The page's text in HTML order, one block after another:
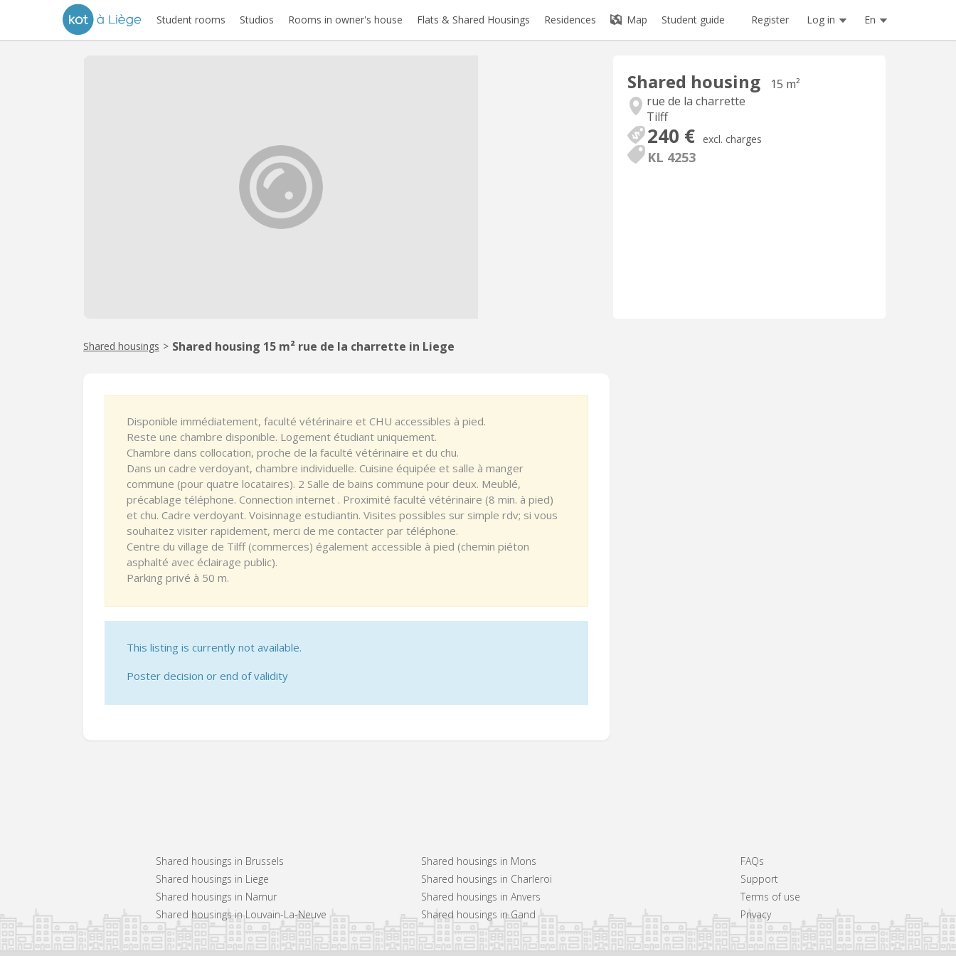
Student rooms Studios Rooms in owner's house Flats & Shared Housings Residences Map Student guide Register Log in En
Shared housing
15 m²
rue de la charrette
Tilff
240 € excl. charges
KL 4253
Shared housings > Shared housing 15 m² rue de la charrette in Liege
Disponible immédiatement, faculté vétérinaire et CHU accessibles à pied.
Reste une chambre disponible. Logement étudiant uniquement.
Chambre dans collocation, proche de la faculté vétérinaire et du chu.
Dans un cadre verdoyant, chambre individuelle. Cuisine équipée et salle à manger
commune (pour quatre locataires). 2 Salle de bains commune pour deux. Meublé,
précablage téléphone. Connection internet . Proximité faculté vétérinaire (8 min. à pied)
et chu. Cadre verdoyant. Voisinnage estudiantin. Visites possibles sur simple rdv; si vous
souhaitez visiter rapidement, merci de me contacter par téléphone.
Centre du village de Tilff (commerces) également accessible à pied (chemin piéton
asphalté avec éclairage public).
Parking privé à 50 m.
This listing is currently not available.
Poster decision or end of validity
Shared housings in Brussels
Shared housings in Liege
Shared housings in Namur
Shared housings in Louvain-La-Neuve
Shared housings in Mons
Shared housings in Charleroi
Shared housings in Anvers
Shared housings in Gand
FAQs
Support
Terms of use
Privacy